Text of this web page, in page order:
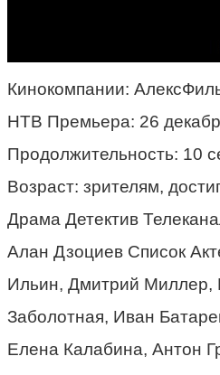
Кинокомпании:
НТВ Премьера: 26
Продолжительность: 10
Возраст: зрителям,
Драма Детектив
Алан Дзоциев Список
Ильин, Дмитрий Миллер,
Заболотная, Иван
Елена Калабина, Антон